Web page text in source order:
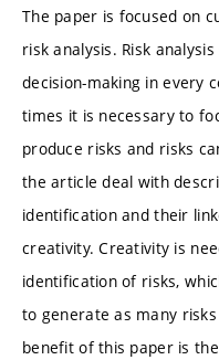
The paper is focused on
risk analysis. Risk
decision-making in every
times it is necessary to
produce risks and risks
the article deal with
identification and their
creativity. Creativity is
identification of risks,
to generate as many
benefit of this paper is